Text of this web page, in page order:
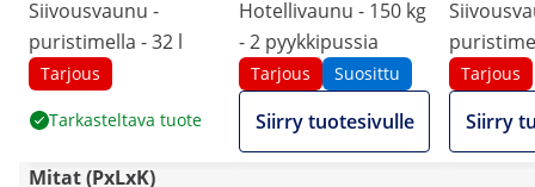
Siivousvaunu -
puristimella - 32 l
Tarjous
Tarkasteltava tuote
Hotellivaunu - 150 kg
- 2 pyykkipussia
Tarjous Suosittu
Siirry tuotesivulle
ämpäriä
Tarjous
Siirry
Mitat (PxLxK)